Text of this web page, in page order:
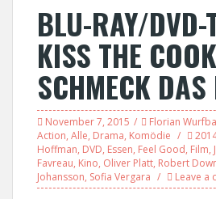
BLU-RAY/
KISS THE
SCHMECK DAS
November 7, 2015 Florian
Action, Alle, Drama, Komödie
Hoffman, DVD, Essen, Feel Good, Film,
Favreau, Kino, Oliver Platt, Robert
Johansson, Sofia Vergara Leave a